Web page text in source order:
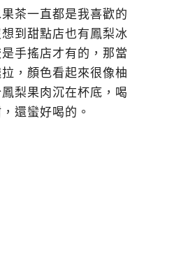
茶一直都是我喜歡的
到甜點店也有鳳梨冰
手搖店才有的，那當
，顏色看起來很像柚
梨果肉沉在杯底，喝
還蠻好喝的。